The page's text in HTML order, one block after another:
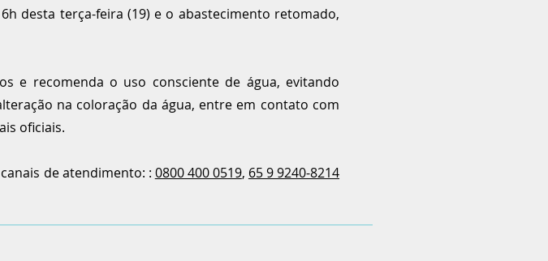
desta terça-feira (19) e o abastecimento retomado,
e recomenda o uso consciente de água, evitando
na coloração da água, entre em contato com
oficiais.
de atendimento: : 0800 400 0519, 65 9 9240-8214